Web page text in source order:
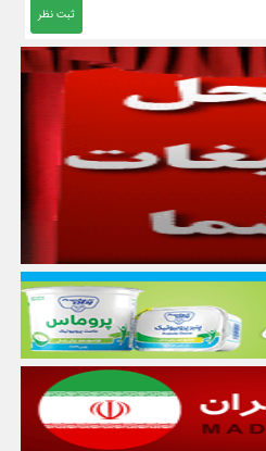
ثبت نظر